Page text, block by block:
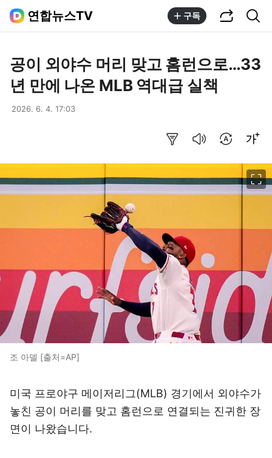
연합뉴스TV 구독
공이 외야수 머리 맞고 홈런으로…33
년 만에 나온 MLB 역대급 실책
2026. 6. 4. 17:03
조 아델 [출처=AP]
미국 프로야구 메이저리그(MLB) 경기에서 외야수가
놓친 공이 머리를 맞고 홈런으로 연결되는 진귀한 장
면이 나왔습니다.